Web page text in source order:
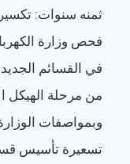
ثمنه سنوات:
فحص وزارة
في القسائم
من مرحلة الهيكل
وبمواصفات
تسعيرة تأسيس